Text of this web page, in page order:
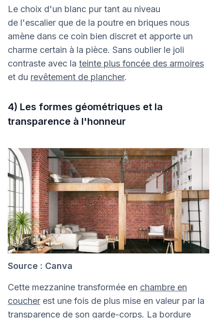
Le choix d'un blanc pur tant au niveau
de l'escalier que de la poutre en briques nous
amène dans ce coin bien discret et apporte un
charme certain à la pièce. Sans oublier le joli
contraste avec la teinte plus foncée des armoires
et du revêtement de plancher.
4) Les formes géométriques et la
transparence à l'honneur
Source : Canva
Cette mezzanine transformée en chambre en
coucher est une fois de plus mise en valeur par la
transparence de son garde-corps. La bordure